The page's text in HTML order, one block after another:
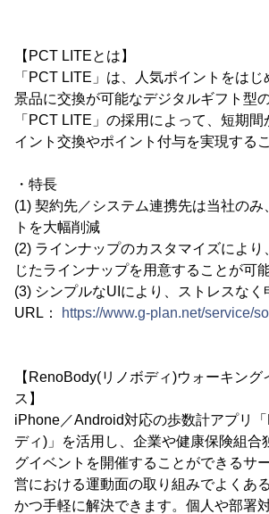
【PCT LITEとは】
「PCT LITE」は、人気ポイントをは
景品に交換が可能なデジタルギフト型
「PCT LITE」の採用によって、短期
イント交換やポイント付与を実現する
・特長
(1) 契約先／システム連携先は当社のみ
トを大幅削減
(2) ラインナップのカスタマイズによ
じたラインナップを用意することが可
(3) シンプルなUIにより、ストレスな
URL：
https://www.g-plan.net/service/
【RenoBody(リノボディ)ウォーキン
ス】
iPhone／Android対応の歩数計アプリ
ディ)」を活用し、企業や健康保険組合
グイベントを開催することができるサ
営における運動面の取り組みでよくあ
かつ手軽に解決できます。個人や部署